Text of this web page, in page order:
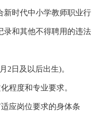
新时代中小学教师职业行
录和其他不得聘用的违法
2日及以后出生)。
程度和专业要求。
应岗位要求的身体条